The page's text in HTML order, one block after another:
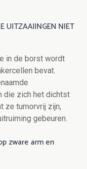
UITZAAIINGEN NIET
in de borst wordt
bevat.
die zich het dichtst
ze tumorvrij zijn,
gebeuren.
zware arm en